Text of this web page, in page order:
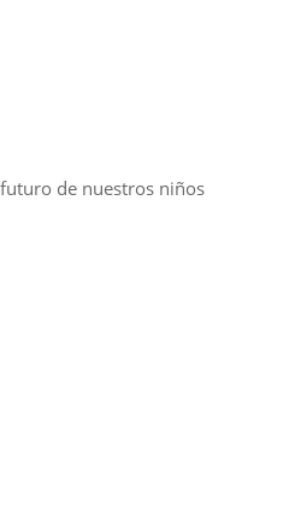
de nuestros niños